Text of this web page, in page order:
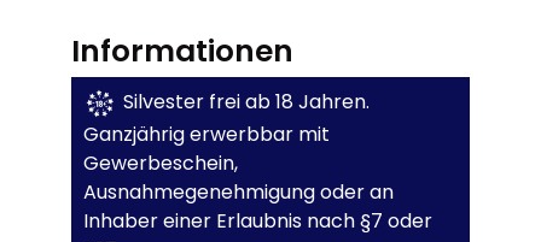
Informationen
Silvester frei ab 18 Jahren.
Ganzjährig erwerbbar mit
Gewerbeschein,
Ausnahmegenehmigung oder an
Inhaber einer Erlaubnis nach §7 oder